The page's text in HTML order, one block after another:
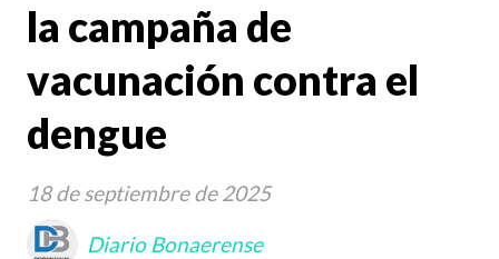
la campaña de
vacunación contra el
dengue
18 de septiembre de 2025
Diario Bonaerense